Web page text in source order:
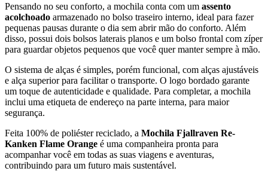
Pensando no seu conforto, a mochila conta com um assento
acolchoado armazenado no bolso traseiro interno, ideal para fazer
pequenas pausas durante o dia sem abrir mão do conforto. Além
disso, possui dois bolsos laterais planos e um bolso frontal com zíper
para guardar objetos pequenos que você quer manter sempre à mão.
O sistema de alças é simples, porém funcional, com alças ajustáveis
e alça superior para facilitar o transporte. O logo bordado garante
um toque de autenticidade e qualidade. Para completar, a mochila
inclui uma etiqueta de endereço na parte interna, para maior
segurança.
Feita 100% de poliéster reciclado, a Mochila Fjallraven Re-
Kanken Flame Orange é uma companheira pronta para
acompanhar você em todas as suas viagens e aventuras,
contribuindo para um futuro mais sustentável.